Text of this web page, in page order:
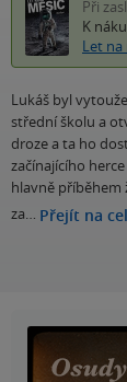
Při
K
Let na
Lukáš byl
střední školu a
droze a ta ho
začínajícího
hlavně příběhem
za… Přejít na